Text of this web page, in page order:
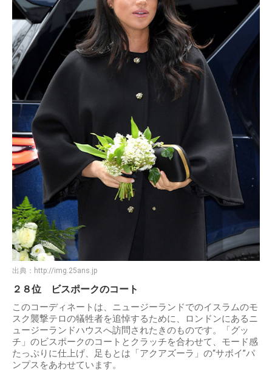
出典： http://img.25ans.jp
２８位 ビスポークのコート
このコーディネートは、ニュージーランドでのイスラムのモ
スク襲撃テロの犠牲者を追悼するために、ロンドンにあるニ
ュージーランドハウスへ訪問されたきのものです。「グッ
チ」のビスポークのコートとクラッチを合わせて、モード感
たっぷりに仕上げ、足もとは「アクアズーラ」の“サボイ”パ
ンプスをあわせています。